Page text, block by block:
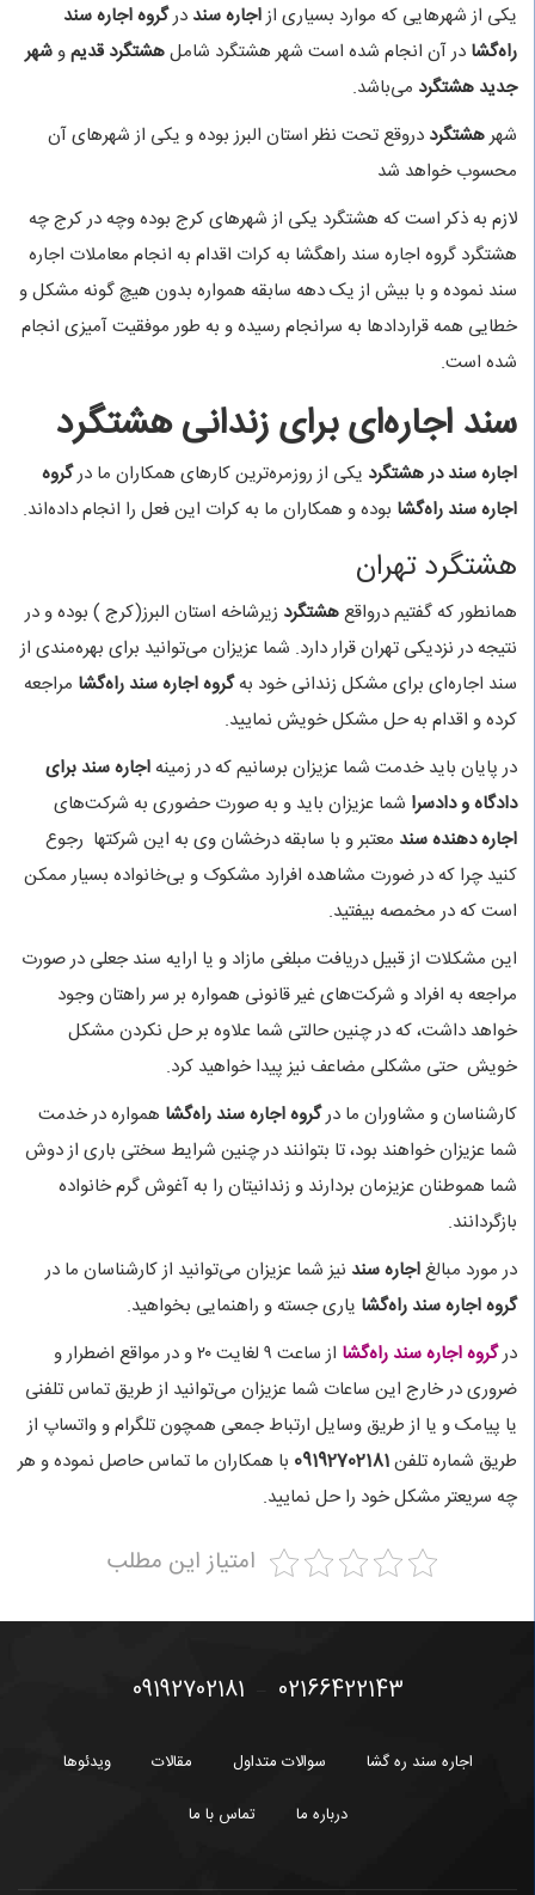
یکی از شهرهایی که موارد بسیاری ازاجاره سند درگروه اجاره سند
راه‌گشا در آن انجام شده است شهر هشتگرد شاملهشتگرد قدیموشهر
جدید هشتگرد می‌باشد.
شهرهشتگرد دروقع تحت نظر استان البرز بوده و یکی از شهرهای آن
محسوب خواهد شد
لازم به ذکر است که هشتگرد یکی از شهرهای کرج بوده وچه در کرج چه
هشتگرد گروه اجاره سند راهگشا به کرات اقدام به انجام معاملات اجاره
سند نموده و با بیش از یک دهه سابقه همواره بدون هیچ گونه مشکل و
خطایی همه قراردادها به سرانجام رسیده و به طور موفقیت آمیزی انجام
شده است.
سند اجاره‌ای برای زندانی هشتگرد
اجاره سند در هشتگرد یکی از روزمره‌ترین کارهای همکاران ما درگروه
اجاره سند راه‌گشا بوده و همکاران ما به کرات این فعل را انجام داده‌اند.
هشتگرد تهران
همانطور که گفتیم درواقعهشتگرد زیرشاخه استان البرز(کرج ) بوده و در
نتیجه در نزدیکی تهران قرار دارد. شما عزیزان می‌توانید برای بهره‌مندی از
سند اجاره‌ای برای مشکل زندانی خود بهگروه اجاره سند راه‌گشا مراجعه
کرده و اقدام به حل مشکل خویش نمایید.
در پایان باید خدمت شما عزیزان برسانیم که در زمینه اجاره سند برای
دادگاه و دادسرا شما عزیزان باید و به صورت حضوری به شرکت‌های
اجاره دهنده سند معتبر و با سابقه درخشان وی به این شرکتها رجوع
کنید چرا که در ضورت مشاهده افرارد مشکوک و بی‌خانواده بسیار ممکن
است که در مخمصه بیفتید.
این مشکلات از قبیل دریافت مبلغی مازاد و یا ارایه سند جعلی در صورت
مراجعه به افراد و شرکت‌های غیر قانونی همواره بر سر راهتان وجود
خواهد داشت، که در چنین حالتی شما علاوه بر حل نکردن مشکل
خویش حتی مشکلی مضاعف نیز پیدا خواهید کرد.
کارشناسان و مشاوران ما درگروه اجاره سند راه‌گشا همواره در خدمت
شما عزیزان خواهند بود، تا بتوانند در چنین شرایط سختی باری از دوش
شما هموطنان عزیزمان بردارند و زندانیتان را به آغوش گرم خانواده
بازگردانند.
در مورد مبالغاجاره سند نیز شما عزیزان می‌توانید از کارشناسان ما در
گروه اجاره سند راه‌گشا یاری جسته و راهنمایی بخواهید.
درگروه اجاره سند راه‌گشا
از ساعت ۹ لغایت ۲۰ و در مواقع اضطرار و
ضروری در خارج این ساعات شما عزیزان می‌توانید از طریق تماس تلفنی
یا پیامک و یا از طریق وسایل ارتباط جمعی همچون تلگرام و واتساپ از
طریق شماره تلفن09192702181 با همکاران ما تماس حاصل نموده و هر
چه سریعتر مشکل خود را حل نمایید.
امتیاز این مطلب
02166422143
09192702181
اجاره سند ره گشا سوالات متداول مقالات
ویدئوها
درباره ما
تماس با ما